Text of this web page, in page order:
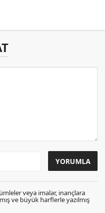
veya imalar, inançlara
ve büyük harflerle yazılmış